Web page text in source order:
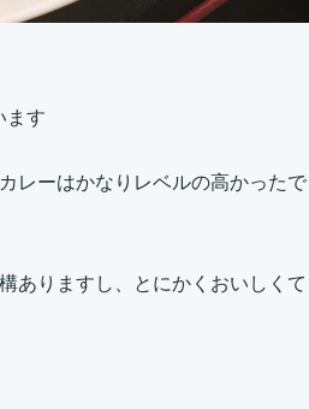
ます
レーはかなりレベルの高かったで
ありますし、とにかくおいしくて